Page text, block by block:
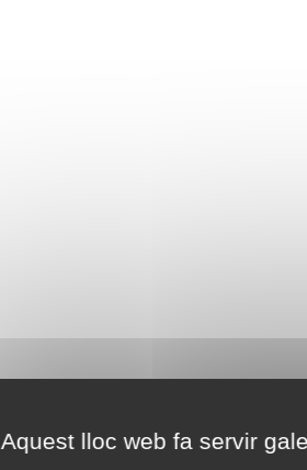
Aquest lloc web fa servir